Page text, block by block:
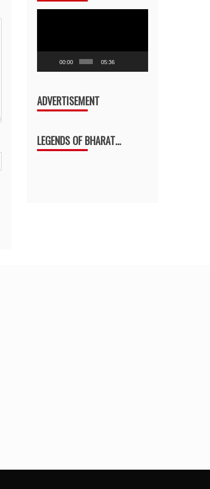
00:00 05:36
ADVERTISEMENT
LEGENDS OF BHARAT…